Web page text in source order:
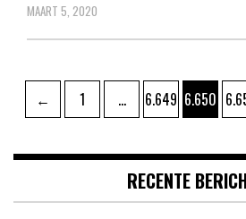
MAART 5, 2020
Berichten
paginering
← Pagina
1 … Pagina
6.649 Pagina
6.650
RECENTE